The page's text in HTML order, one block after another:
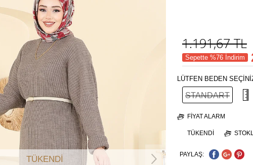
TÜKENDİ
1.191,67TL
Sepette %76 İndirim
LÜTFEN BEDEN
STANDART
FIYAT ALARM
TÜKENDI
PAYLAŞ: